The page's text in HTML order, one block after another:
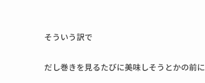
そういう訳で
だし巻きを見るたびに美味しそうとかの前に